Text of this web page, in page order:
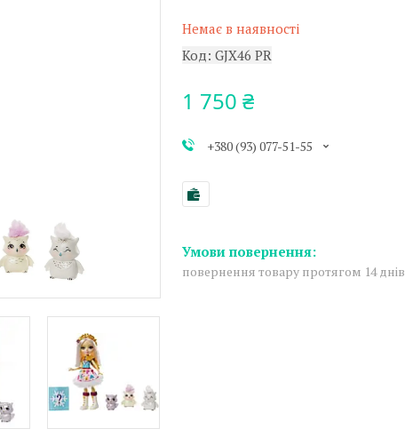
Немає в наявності
Код: GJX46 PR
1 750 ₴
+380 (93) 077-51-55
повернення товару протягом 14 днів